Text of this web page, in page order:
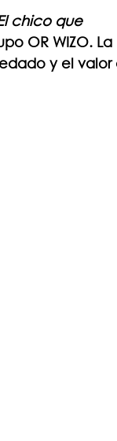
chico que
OR WIZO. La
y el valor